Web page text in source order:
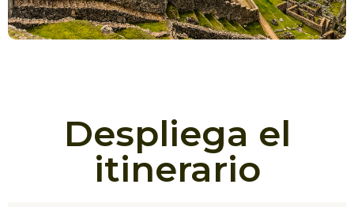
Despliega el
itinerario